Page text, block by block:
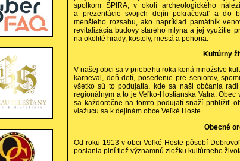
spolkom SPIRA, v okolí archeologického
a prezentácie svojich dejín pokračovať a do
menšieho rozsahu, ako napríklad pamätník
revitalizácia budovy starého mlyna a jej využitie
na okolité hrady, kostoly, mestá a pohoria.
Kultúrny
V našej obci sa v priebehu roka koná množstvo
karneval, deň detí, posedenie pre seniorov,
všetko sú to podujatia, kde sa naši občania
regionálnym a to je Veľko-Hostianska Vatra.
sa každoročne na tomto podujatí snaží priblížiť
viažucu sa k dejinám obce Veľké Hoste.
Obecné
Od roku 1913 v obci Veľké Hoste pôsobí
poslania plní tiež významnú zložku kultúrneho